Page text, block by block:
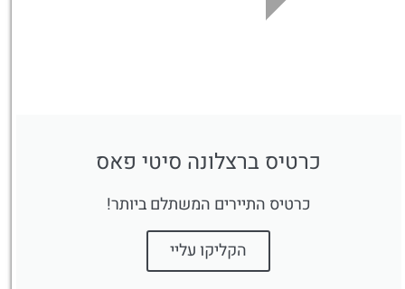
כרטיס ברצלונה סיטי פאס
כרטיס התיירים המשתלם ביותר!
הקליקו עליי